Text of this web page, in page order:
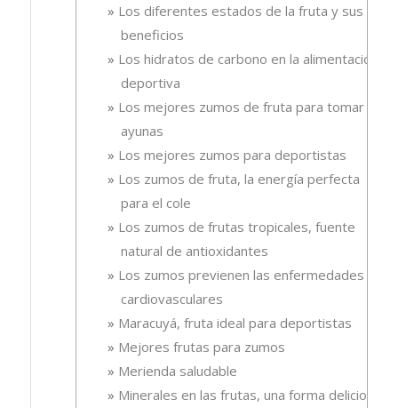
Los diferentes estados de la fruta y sus
beneficios
Los hidratos de carbono en la alimentación
deportiva
Los mejores zumos de fruta para tomar en
ayunas
Los mejores zumos para deportistas
Los zumos de fruta, la energía perfecta
para el cole
Los zumos de frutas tropicales, fuente
natural de antioxidantes
Los zumos previenen las enfermedades
cardiovasculares
Maracuyá, fruta ideal para deportistas
Mejores frutas para zumos
Merienda saludable
Minerales en las frutas, una forma deliciosa